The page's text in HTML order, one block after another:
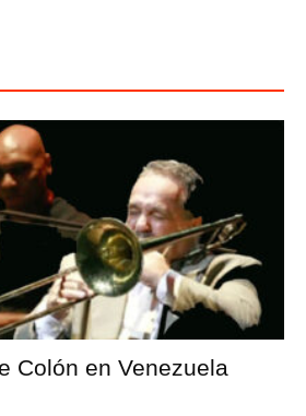
Colón en Venezuela